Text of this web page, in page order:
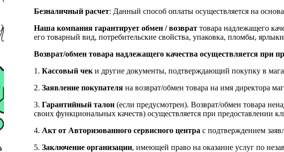
Безналичный расчет: Данный способ оплаты осуществляется на
Наша компания гарантирует обмен / возврат товара надлежащего
его товарный вид, потребительские свойства, упаковка, пломбы,
Возврат/обмен товара надлежащего качества осуществляется при
1. Кассовый чек и другие документы, подтверждающий покупку в
2. Заявление покупателя на возврат/обмен товара на имя директора
3. Гарантийный талон (если предусмотрен). Возврат/обмен товара
своих функциональных качеств) осуществляется при предоставлении
4. Акт от Авторизованного сервисного центра с подтверждением
5. Заключение организации, имеющей право на оказание услуг по